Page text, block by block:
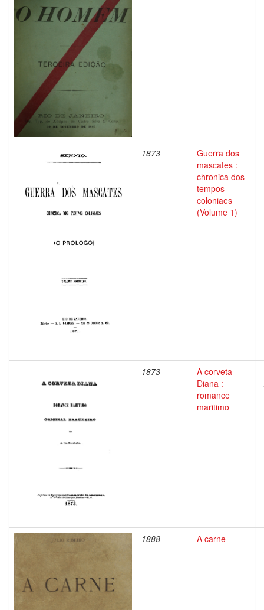
1873
Guerra dos
mascates :
chronica dos
tempos
coloniaes
(Volume 1)
1873
A corveta
Diana :
romance
maritimo
1888 A carne